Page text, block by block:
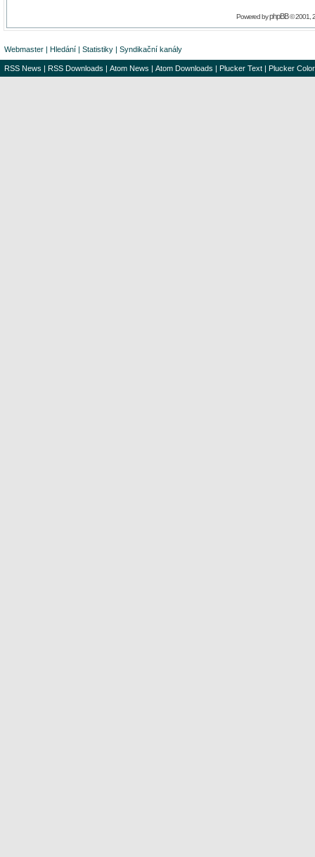
Powered byphpBB© 2001,
Webmaster | Hledání | Statistiky | Syndikační kanály
RSS News | RSS Downloads | Atom News | Atom Downloads | Plucker Text | Plucker Color